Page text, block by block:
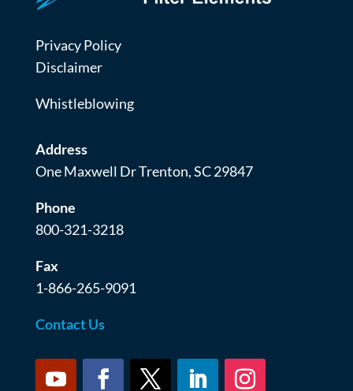
Privacy Policy
Disclaimer
Whistleblowing
Address
One Maxwell Dr Trenton, SC 29847
Phone
800-321-3218
Fax
1-866-265-9091
Contact Us